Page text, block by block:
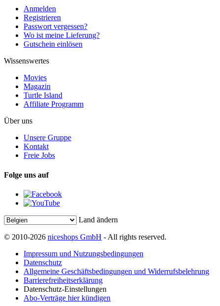
Anmelden
Registrieren
Passwort vergessen?
Wo ist meine Lieferung?
Gutschein einlösen
Wissenswertes
Movies
Magazin
Turtle Island
Affiliate Programm
Über uns
Unsere Gruppe
Kontakt
Freie Jobs
Folge uns auf
Land ändern
© 2010-2026 niceshops GmbH - All rights reserved.
Impressum und Nutzungsbedingungen
Datenschutz
Allgemeine Geschäftsbedingungen und Widerrufsbelehrung
Barrierefreiheitserklärung
Datenschutz-Einstellungen
Abo-Verträge hier kündigen